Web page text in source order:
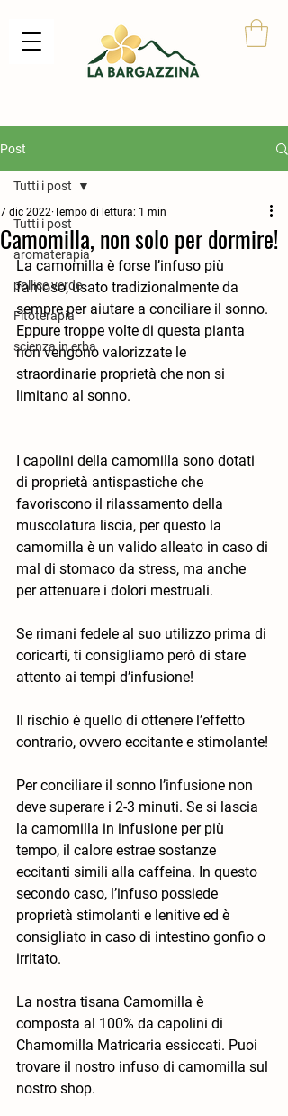
Post
Tutti i post
aromaterapia
pollice verde
Fitoterapia
scienza in erba
Tutti i post
Camomilla, non solo per dormire!
7 dic 2022 Tempo di lettura: 1 min
La camomilla è forse l’infuso più
famoso, usato tradizionalmente da
sempre per aiutare a conciliare il sonno.
Eppure troppe volte di questa pianta
non vengono valorizzate le
straordinarie proprietà che non si
limitano al sonno.
I capolini della camomilla sono dotati
di proprietà antispastiche che
favoriscono il rilassamento della
muscolatura liscia, per questo la
camomilla è un valido alleato in caso di
mal di stomaco da stress, ma anche
per attenuare i dolori mestruali.
Se rimani fedele al suo utilizzo prima di
coricarti, ti consigliamo però di stare
attento ai tempi d’infusione!
Il rischio è quello di ottenere l’effetto
contrario, ovvero eccitante e stimolante!
Per conciliare il sonno l’infusione non
deve superare i 2-3 minuti. Se si lascia
la camomilla in infusione per più
tempo, il calore estrae sostanze
eccitanti simili alla caffeina. In questo
secondo caso, l’infuso possiede
proprietà stimolanti e lenitive ed è
consigliato in caso di intestino gonfio o
irritato.
La nostra tisana Camomilla è
composta al 100% da capolini di
Chamomilla Matricaria essiccati. Puoi
trovare il nostro infuso di camomilla sul
nostro shop.